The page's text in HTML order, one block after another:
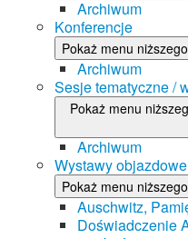
Archiwum
Konferencje
Pokaż menu
Archiwum
Sesje tematyczne /
Pokaż menu
Archiwum
Wystawy objazdowe
Pokaż menu
Auschwitz,
Doświadczenie